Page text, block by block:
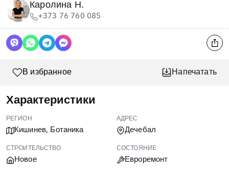
Каролина Н.
+373 76 760 085
В избранное Напечатать
Характеристики
РЕГИОН
Кишинев, Ботаника
АДРЕС
Дечебал
СТРОИТЕЛЬСТВО
Новое
СОСТОЯНИЕ
Евроремонт